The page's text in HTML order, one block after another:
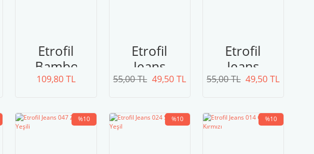
Etrofil
Bambonita
72281
Sarı
109,80 TL
Etrofil
Jeans
077
Krem
49,50 TL
55,00 TL
Etrofil
Jeans
02849,50 TL
55,00 TL
%10 %10 %10